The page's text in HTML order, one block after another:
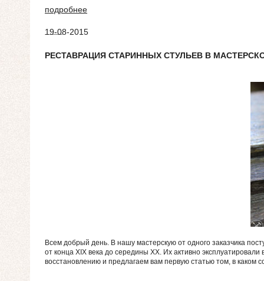
подробнее
19-08-2015
РЕСТАВРАЦИЯ СТАРИННЫХ СТУЛЬЕВ В
Всем добрый день. В нашу мастерскую от одного заказчика
от конца XIX века до середины XX. Их активно
восстановлению и предлагаем вам первую статью том, в каком